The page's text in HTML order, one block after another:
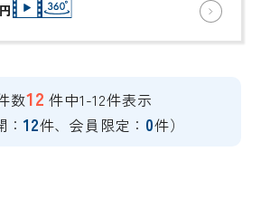
数12 件中1-12件表示
：12件、会員限定： 0件）